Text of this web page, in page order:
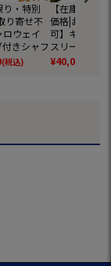
り・特別
り寄せ不
ウェイ
付きシャフ
DI(日本
／EPI
(税込)
【在庫限り・
価格|お取り寄
可】キャロウ
スリーブ付き
ト N.S.PRO
ormula MB+
¥40,000